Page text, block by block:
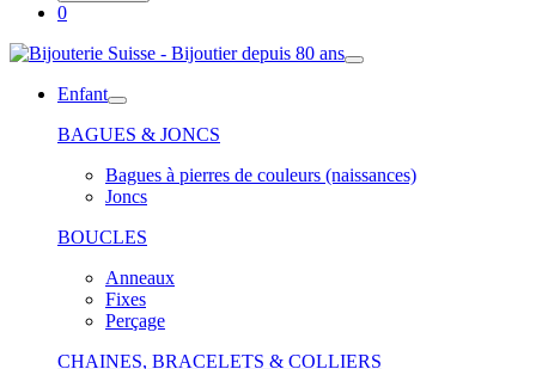
0
Enfant
BAGUES & JONCS
Bagues à pierres de couleurs (naissances)
Joncs
BOUCLES
Anneaux
Fixes
Perçage
CHAINES, BRACELETS & COLLIERS